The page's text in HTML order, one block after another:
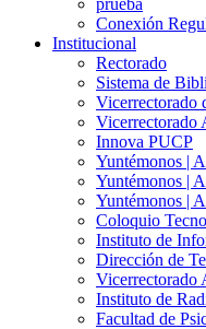
prueba
Conexión
Institucional
Rectorado
Sistema de
Vicerrectorado
Vicerrectorado
Innova PUCP
Yuntémonos |
Yuntémonos |
Yuntémonos |
Coloquio
Instituto de
Dirección de
Vicerrectorado
Instituto de
Facultad de